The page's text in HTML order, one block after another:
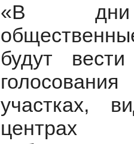
«В дни
будут
участках,
центрах